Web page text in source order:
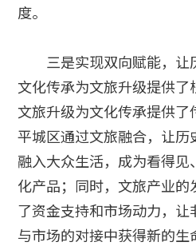
度。
三是实现双向赋能，让
文化传承为文旅升级提供了
文旅升级为文化传承提供了
平城区通过文旅融合，让历
融入大众生活，成为看得
化产品；同时，文旅产业
了资金支持和市场动力，
与市场的对接中获得新的